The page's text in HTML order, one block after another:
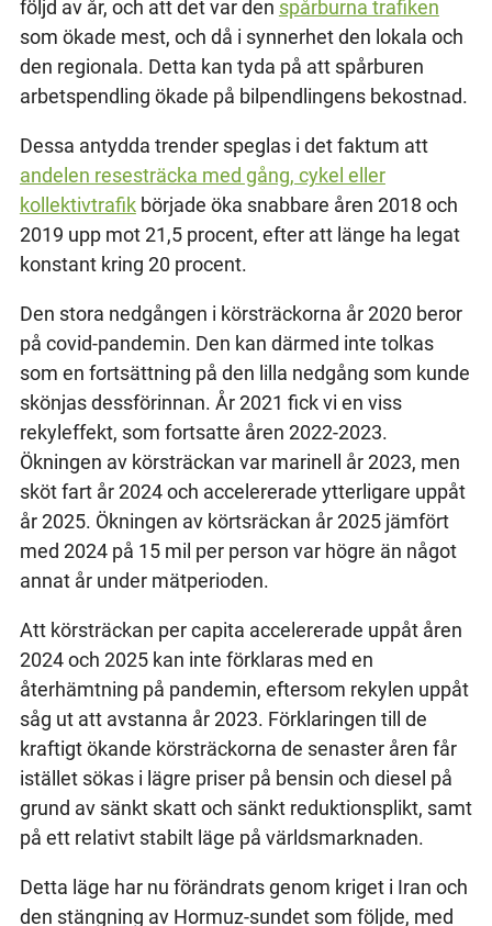
följd av år, och att det var den spårburna trafiken
som ökade mest, och då i synnerhet den lokala och
den regionala. Detta kan tyda på att spårburen
arbetspendling ökade på bilpendlingens bekostnad.
Dessa antydda trender speglas i det faktum att
andelen resesträcka med gång, cykel eller
kollektivtrafikbörjade öka snabbare åren 2018 och
2019 upp mot 21,5 procent, efter att länge ha legat
konstant kring 20 procent.
Den stora nedgången i körsträckorna år 2020 beror
på covid-pandemin. Den kan därmed inte tolkas
som en fortsättning på den lilla nedgång som kunde
skönjas dessförinnan. År 2021 fick vi en viss
rekyleffekt, som fortsatte åren 2022-2023.
Ökningen av körsträckan var marinell år 2023, men
sköt fart år 2024 och accelererade ytterligare uppåt
år 2025. Ökningen av körtsräckan år 2025 jämfört
med 2024 på 15 mil per person var högre än något
annat år under mätperioden.
Att körsträckan per capita accelererade uppåt åren
2024 och 2025 kan inte förklaras med en
återhämtning på pandemin, eftersom rekylen uppåt
såg ut att avstanna år 2023. Förklaringen till de
kraftigt ökande körsträckorna de senaster åren får
istället sökas i lägre priser på bensin och diesel på
grund av sänkt skatt och sänkt reduktionsplikt, samt
på ett relativt stabilt läge på världsmarknaden.
Detta läge har nu förändrats genom kriget i Iran och
den stängning av Hormuz-sundet som följde, med